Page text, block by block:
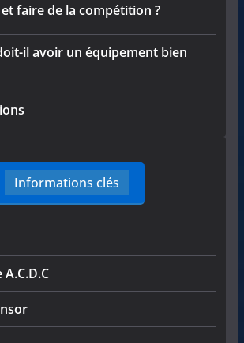
faire de la compétition ?
il avoir un équipement bien
Informations clés